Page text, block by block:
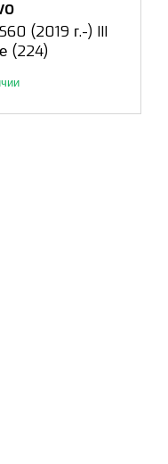
(2019 г.-) III
(224)